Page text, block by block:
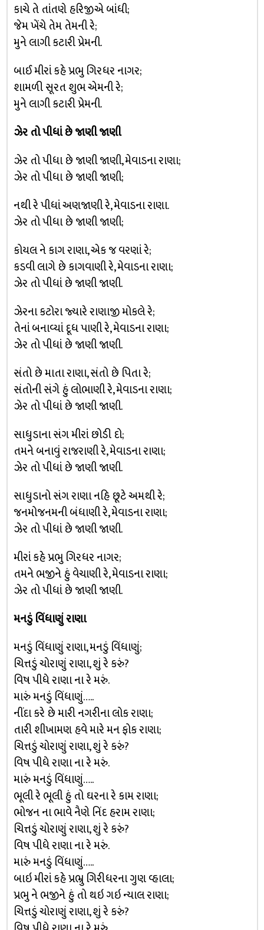
કાચે તે તાંતણે હરિજીએ બાંધી;
જેમ ખેંચે તેમ તેમની રે;
મુને લાગી કટારી પ્રેમની.
બાઈ મીરાં કહે પ્રભુ ગિરધર નાગર;
શામળી સૂરત શુભ એમની રે;
મુને લાગી કટારી પ્રેમની.
ઝેર તો પીધાં છે જાણી જાણી
ઝેર તો પીધા છે જાણી જાણી, મેવાડના રાણા;
ઝેર તો પીધા છે જાણી જાણી;
નથી રે પીધાં અણજાણી રે, મેવાડના રાણા.
ઝેર તો પીધા છે જાણી જાણી;
કોયલ ને કાગ રાણા, એક જ વરણાં રે;
કડવી લાગે છે કાગવાણી રે, મેવાડના રાણા;
ઝેર તો પીધાં છે જાણી જાણી.
ઝેરના કટોરા જ્યારે રાણાજી મોકલે રે;
તેનાં બનાવ્યાં દૂધ પાણી રે, મેવાડના રાણા;
ઝેર તો પીધાં છે જાણી જાણી.
સંતો છે માતા રાણા, સંતો છે પિતા રે;
સંતોની સંગે હું લોભાણી રે, મેવાડના રાણા;
ઝેર તો પીધાં છે જાણી જાણી.
સાધુડાના સંગ મીરાં છોડી દો;
તમને બનાવું રાજરાણી રે, મેવાડના રાણા;
ઝેર તો પીધાં છે જાણી જાણી.
સાધુડાનો સંગ રાણા નહિ છૂટે અમથી રે;
જનમોજનમની બંધાણી રે, મેવાડના રાણા;
ઝેર તો પીધાં છે જાણી જાણી.
મીરાં કહે પ્રભુ ગિરધર નાગર;
તમને ભજીને હું વેચાણી રે, મેવાડના રાણા;
ઝેર તો પીધાં છે જાણી જાણી.
મનડું વિંધાણું રાણા
મનડું વિંધાણું રાણા, મનડું વિંધાણું;
ચિત્તડું ચોરાણું રાણા, શું રે કરું?
વિષ પીધે રાણા ના રે મરું.
મારું મનડું વિંધાણું…..
નીંદા કરે છે મારી નગરીના લોક રાણા;
તારી શીખામણ હવે મારે મન ફોક રાણા;
ચિત્તડું ચોરાણું રાણા, શું રે કરું?
વિષ પીધે રાણા ના રે મરું.
મારું મનડું વિંધાણું…..
ભૂલી રે ભૂલી હું તો ઘરના રે કામ રાણા;
ભોજન ના ભાવે નૈણે નિંદ હરામ રાણા;
ચિત્તડું ચોરાણું રાણા, શું રે કરું?
વિષ પીધે રાણા ના રે મરું.
મારું મનડું વિંધાણું…..
બાઇ મીરાં કહે પ્રભ્રુ ગિરીધરના ગુણ વ્હાલા;
પ્રભુ ને ભજીને હું તો થઇ ગઇ ન્યાલ રાણા;
ચિત્તડું ચોરાણું રાણા, શું રે કરું?